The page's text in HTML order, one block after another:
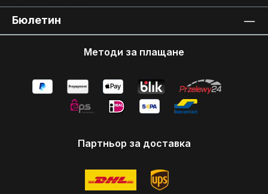
Бюлетин
Методи за плащане
Партньор за доставка